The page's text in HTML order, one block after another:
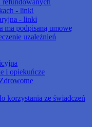
- linki
- linki
ma podpisaną umowę
uzależnień
i opiekuńcze
korzystania ze świadczeń